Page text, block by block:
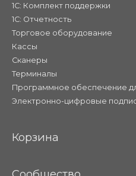
1С: Комплект поддержки
1С: Отчетность
Торговое оборудование
Кассы
Сканеры
Терминалы
Программное обеспечение
Электронно-цифровые
Корзина